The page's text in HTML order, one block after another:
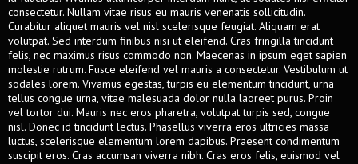
consectetur. Nullam vitae risus eu mauris venenatis sollicitudin.
Curabitur aliquet mauris vel nisl scelerisque feugiat. Aliquam erat
volutpat. Sed interdum finibus nisi ut eleifend. Cras fringilla tincidunt
felis, nec maximus risus commodo non. Maecenas in ipsum eget sapien
molestie rutrum. Fusce eleifend vel mauris a consectetur. Vestibulum ut
sodales lorem. Vivamus egestas, turpis eu elementum tincidunt, urna
tellus congue urna, vitae malesuada dolor nulla laoreet purus. Proin
vel tortor dui. Mauris nec eros pharetra, volutpat turpis sed, congue
nisl. Donec id tincidunt lectus. Phasellus viverra eros ultricies massa
luctus, scelerisque elementum lorem dapibus. Praesent condimentum
suscipit eros. Cras accumsan viverra nibh. Cras eros felis, euismod vel